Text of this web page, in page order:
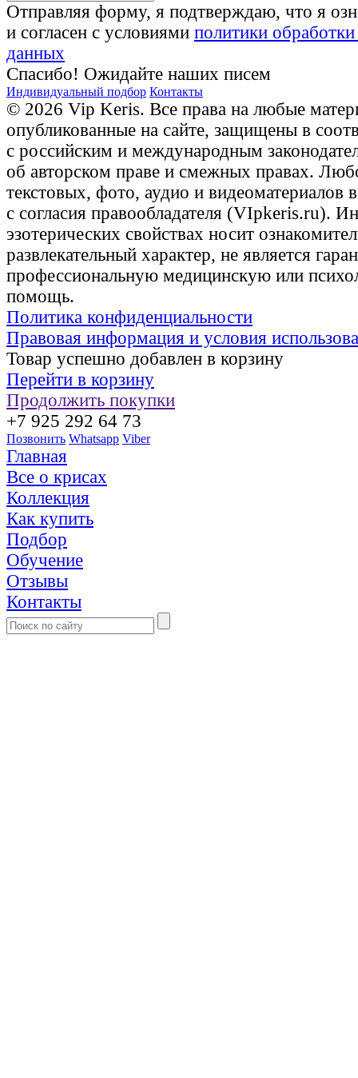
Отправляя форму, я подтверждаю, что я
и согласен с условиями политики
данных
Спасибо! Ожидайте наших писем
Индивидуальный подбор Контакты
© 2026 Vip Keris. Все права на любые
опубликованные на сайте, защищены в
с российским и международным
об авторском праве и смежных правах.
текстовых, фото, аудио и видеоматериалов
с согласия правообладателя (VIpkeris.ru).
эзотерических свойствах носит
развлекательный характер, не является
профессиональную медицинскую или
помощь.
Политика конфиденциальности
Правовая информация и условия
Товар успешно добавлен в корзину
Перейти в корзину
Продолжить покупки
+7 925 292 64 73
Позвонить Whatsapp Viber
Главная
Все о крисах
Коллекция
Как купить
Подбор
Обучение
Отзывы
Контакты